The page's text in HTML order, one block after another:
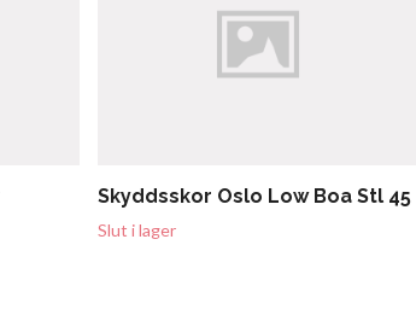
Skyddsskor Oslo Low Boa Stl 45
Slut i lager